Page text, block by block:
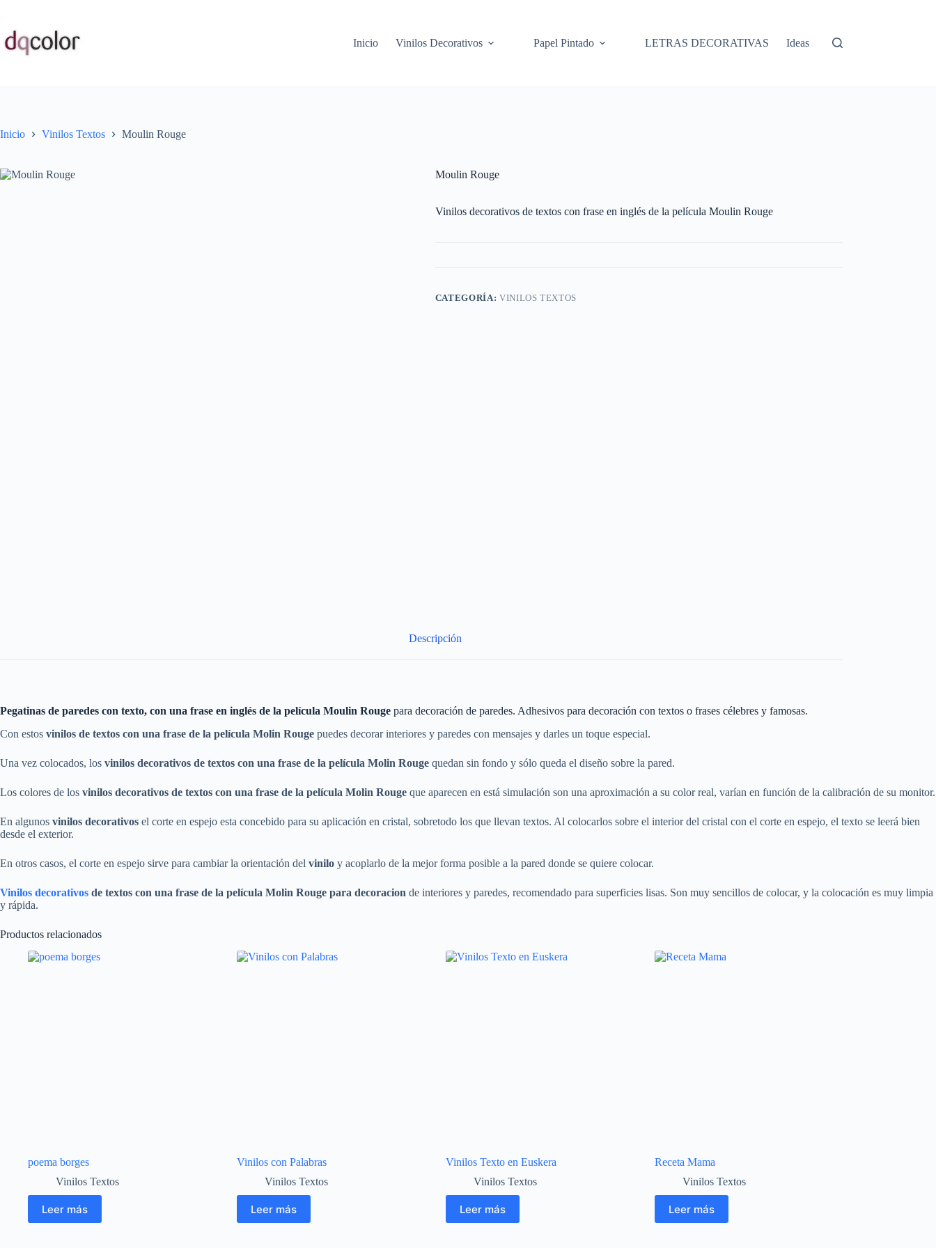
contenido
Inicio
Vinilos Decorativos Papel Pintado LETRAS DECORATIVAS Ideas
Inicio Vinilos Textos Moulin Rouge
Moulin Rouge
Vinilos decorativos de textos con frase en inglés de la película Moulin Rouge
CATEGORÍA: VINILOS TEXTOS
Descripción
Pegatinas de paredes con texto, con una frase en inglés de la película Moulin Rouge para decoración de paredes. Adhesivos para decoración con textos o frases célebres y famosas.
Con estos vinilos de textos con una frase de la película Molin Rouge puedes decorar interiores y paredes con mensajes y darles un toque especial.
Una vez colocados, los vinilos decorativos de textos con una frase de la película Molin Rouge quedan sin fondo y sólo queda el diseño sobre la pared.
Los colores de los vinilos decorativos de textos con una frase de la película Molin Rouge que aparecen en está simulación son una aproximación a su color real, varían en función de la calibración de su monitor.
En algunos vinilos decorativos el corte en espejo esta concebido para su aplicación en cristal, sobretodo los que llevan textos. Al colocarlos sobre el interior del cristal con el corte en espejo, el texto se leerá bien
desde el exterior.
En otros casos, el corte en espejo sirve para cambiar la orientación del vinilo y acoplarlo de la mejor forma posible a la pared donde se quiere colocar.
Vinilos decorativos de textos con una frase de la película Molin Rouge para decoracion de interiores y paredes, recomendado para superficies lisas. Son muy sencillos de colocar, y la colocación es muy limpia
y rápida.
Productos relacionados
poema borges
Vinilos Textos
Leer más
Vinilos con Palabras
Vinilos Textos
Leer más
Vinilos Texto en Euskera
Vinilos Textos
Leer más
Receta Mama
Vinilos Textos
Leer más